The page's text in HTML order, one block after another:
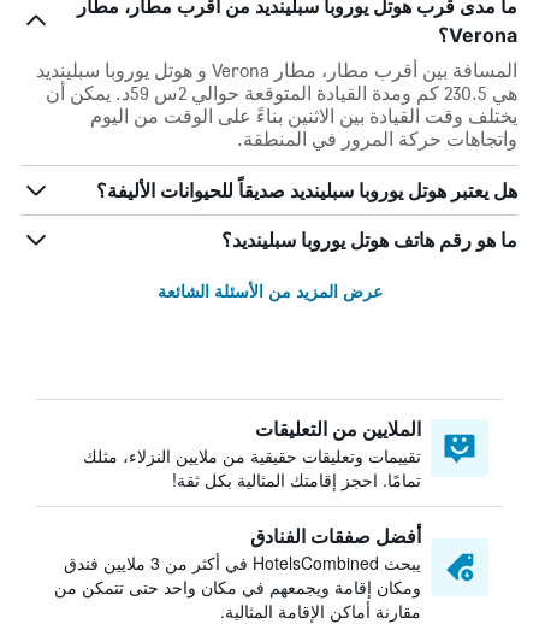
ما مدى قرب هوتل يوروبا سبلينديد من أقرب مطار، مطار
Verona؟
المسافة بين أقرب مطار، مطار Verona و هوتل يوروبا سبلينديد
هي 230.5 كم ومدة القيادة المتوقعة حوالي 2س 59د. يمكن أن
يختلف وقت القيادة بين الاثنين بناءً على الوقت من اليوم
واتجاهات حركة المرور في المنطقة.
هل يعتبر هوتل يوروبا سبلينديد صديقاً للحيوانات الأليفة؟
ما هو رقم هاتف هوتل يوروبا سبلينديد؟
عرض المزيد من الأسئلة الشائعة
الملايين من التعليقات
تقييمات وتعليقات حقيقية من ملايين النزلاء، مثلك
تمامًا. احجز إقامتك المثالية بكل ثقة!
أفضل صفقات الفنادق
يبحث HotelsCombined في أكثر من 3 ملايين فندق
ومكان إقامة ويجمعهم في مكان واحد حتى تتمكن من
مقارنة أماكن الإقامة المثالية.